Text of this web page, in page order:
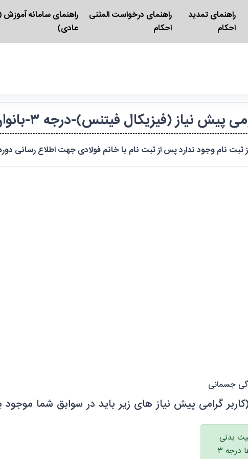
راهنمای تمدید
احکام
راهنمای درخواست المثنی
احکام
راهنمای سامانه آموزش
عادی)
فیتنس)-درجه ۳-بانوان-حضوری-کد/۰۱۹۴۷/-زنجان-طارم
وجود ندارد پس از ثبت نام با خانم فولادی جهت اطلاع رسانی دوره پیامک
جسمانی
گرامی پیش نیاز های زیر باید در سوابق شما موجود
تربیت بدنی
۳